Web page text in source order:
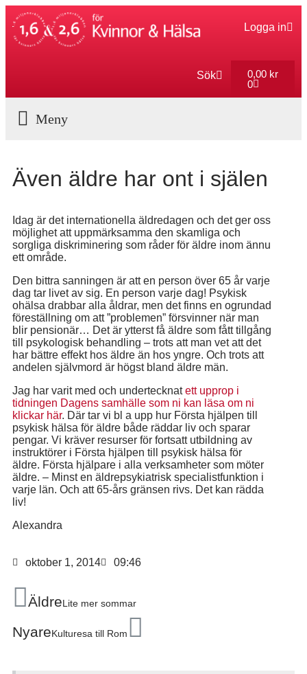
Logga in
Sök 0,00 kr
0
Även äldre har ont i själen
Idag är det internationella äldredagen och det ger oss
möjlighet att uppmärksamma den skamliga och
sorgliga diskriminering som råder för äldre inom ännu
ett område.
Den bittra sanningen är att en person över 65 år varje
dag tar livet av sig. En person varje dag! Psykisk
ohälsa drabbar alla åldrar, men det finns en ogrundad
föreställning om att ”problemen” försvinner när man
blir pensionär… Det är ytterst få äldre som fått tillgång
till psykologisk behandling – trots att man vet att det
har bättre effekt hos äldre än hos yngre. Och trots att
andelen självmord är högst bland äldre män.
Jag har varit med och undertecknatett upprop i
tidningen Dagens samhälle som ni kan läsa om ni
klickar här. Där tar vi bl a upp hur Första hjälpen till
psykisk hälsa för äldre både räddar liv och sparar
pengar. Vi kräver resurser för fortsatt utbildning av
instruktörer i Första hjälpen till psykisk hälsa för
äldre. Första hjälpare i alla verksamheter som möter
äldre. – Minst en äldrepsykiatrisk specialistfunktion i
varje län. Och att 65-års gränsen rivs. Det kan rädda
liv!
Alexandra
oktober 1, 2014 09:46
ÄldreLite mer sommar
NyareKulturesa till Rom